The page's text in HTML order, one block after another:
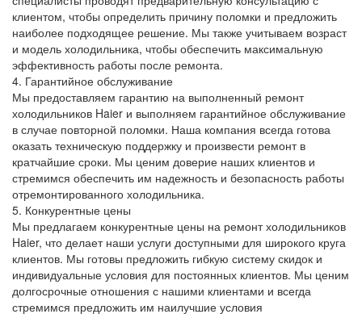
клиентом, чтобы определить причину поломки и предложить
наиболее подходящее решение. Мы также учитываем возраст
и модель холодильника, чтобы обеспечить максимальную
эффективность работы после ремонта.
4. Гарантийное обслуживание
Мы предоставляем гарантию на выполненный ремонт
холодильников Haier и выполняем гарантийное обслуживание
в случае повторной поломки. Наша компания всегда готова
оказать техническую поддержку и произвести ремонт в
кратчайшие сроки. Мы ценим доверие наших клиентов и
стремимся обеспечить им надежность и безопасность работы
отремонтированного холодильника.
5. Конкурентные цены
Мы предлагаем конкурентные цены на ремонт холодильников
Haier, что делает наши услуги доступными для широкого круга
клиентов. Мы готовы предложить гибкую систему скидок и
индивидуальные условия для постоянных клиентов. Мы ценим
долгосрочные отношения с нашими клиентами и всегда
стремимся предложить им наилучшие условия